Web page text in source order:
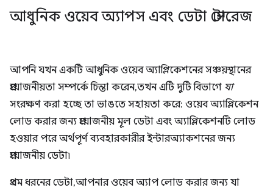
আধুনিক ওয়েব অ্যাপস এবং ডেটা স্টোরেজ
আপনি যখন একটি আধুনিক ওয়েব অ্যাপ্লিকেশনের সঞ্চয়স্থানের
প্রয়োজনীয়তা সম্পর্কে চিন্তা করেন, তখন এটি দুটি বিভাগে যা
সংরক্ষণ করা হচ্ছে তা ভাঙতে সহায়তা করে: ওয়েব অ্যাপ্লিকেশন
লোড করার জন্য প্রয়োজনীয় মূল ডেটা এবং অ্যাপ্লিকেশনটি লোড
হওয়ার পরে অর্থপূর্ণ ব্যবহারকারীর ইন্টারঅ্যাকশনের জন্য
প্রয়োজনীয় ডেটা৷
প্রথম ধরনের ডেটা, আপনার ওয়েব অ্যাপ লোড করার জন্য যা